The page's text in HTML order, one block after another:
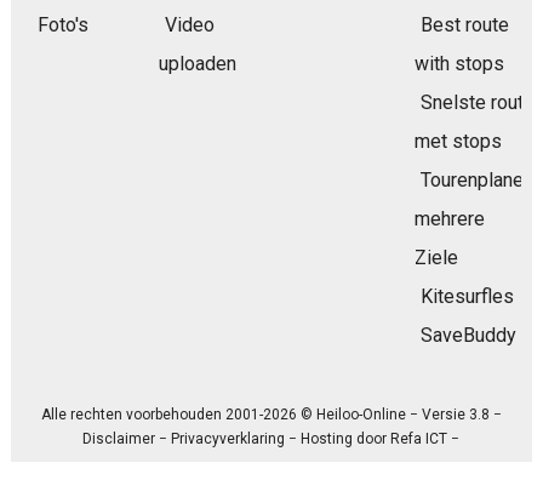
Foto's
Video
uploaden
Best route
with stops
Snelste route
met stops
Tourenplaner
mehrere
Ziele
Kitesurfles
SaveBuddy
Alle rechten voorbehouden 2001-2026 © Heiloo-Online − Versie 3.8 −
Disclaimer − Privacyverklaring − Hosting door Refa ICT −